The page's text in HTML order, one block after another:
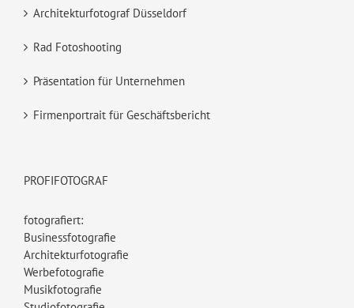
Architekturfotograf Düsseldorf
Rad Fotoshooting
Präsentation für Unternehmen
Firmenportrait für Geschäftsbericht
PROFIFOTOGRAF
fotografiert:
Businessfotografie
Architekturfotografie
Werbefotografie
Musikfotografie